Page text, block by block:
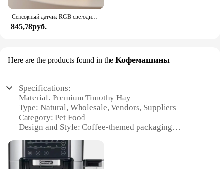
Сенсорный датчик RGB светодиодный ночник с кроликом, 16 цветов, USB перезаряжаемая силиконовая лампа в виде кролика для детей, детские игрушки, подарок на фестиваль
845,78руб.
Here are the products found in the Кофемашины
Specifications:
Material: Premium Timothy Hay
Type: Natural, Wholesale, Vendors, Suppliers
Category: Pet Food
Design and Style: Coffee-themed packaging
small animals
Performance and Property: High-fiber content for
digestive health